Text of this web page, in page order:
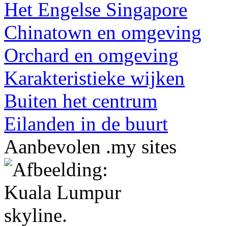
Het Engelse Singapore
Chinatown en omgeving
Orchard en omgeving
Karakteristieke wijken
Buiten het centrum
Eilanden in de buurt
Aanbevolen .my sites